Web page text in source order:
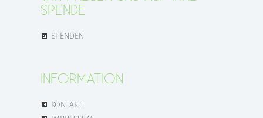
SPENDE
SPENDEN
INFORMATION
KONTAKT